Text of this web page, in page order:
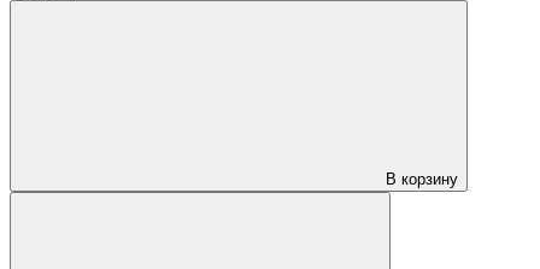
В корзину